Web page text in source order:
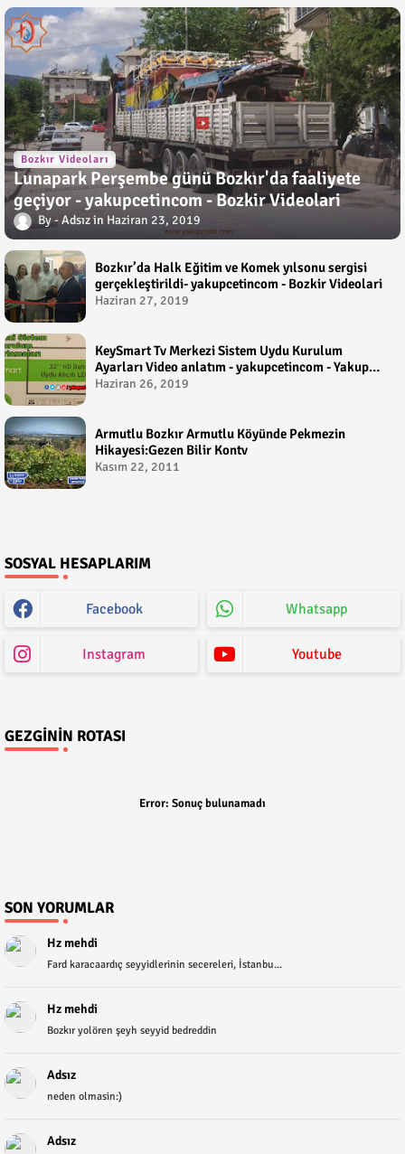
Bozkır Videoları
Lunapark Perşembe günü Bozkır'da faaliyete
geçiyor - yakupcetincom - Bozkir Videolari
Adsız Haziran 23, 2019
Bozkır’da Halk Eğitim ve Komek yılsonu sergisi
gerçekleştirildi- yakupcetincom - Bozkir Videolari
Haziran 27, 2019
KeySmart Tv Merkezi Sistem Uydu Kurulum
Ayarları Video anlatım - yakupcetincom - Yakup
Çetin
Haziran 26, 2019
Armutlu Bozkır Armutlu Köyünde Pekmezin
Hikayesi:Gezen Bilir Kontv
Kasım 22, 2011
SOSYAL HESAPLARIM
Facebook Whatsapp
Instagram Youtube
GEZGININ ROTASI
Error: Sonuç bulunamadı
SON YORUMLAR
Hz mehdi
Fard karacaardıç seyyidlerinin secereleri, İstanbu...
Hz mehdi
Bozkır yolören şeyh seyyid bedreddin
Adsız
neden olmasin:)
Adsız